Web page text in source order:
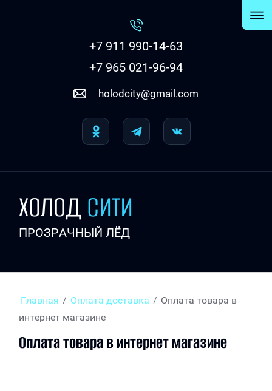
+7 911 990-14-63
+7 965 021-96-94
holodcity@gmail.com
ХОЛОД СИТИ
ПРОЗРАЧНЫЙ ЛЁД
Главная / Оплата доставка / Оплата товара в
интернет магазине
Оплата товара в интернет магазине